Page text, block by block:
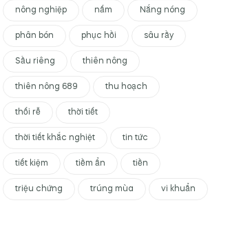
nông nghiệp nấm Nắng nóng
phân bón phục hồi sâu rầy
Sầu riêng thiên nông
thiên nông 689 thu hoạch
thối rễ thời tiết
thời tiết khắc nghiệt tin tức
tiết kiệm tiềm ẩn tiền
triệu chứng trúng mùa vi khuẩn